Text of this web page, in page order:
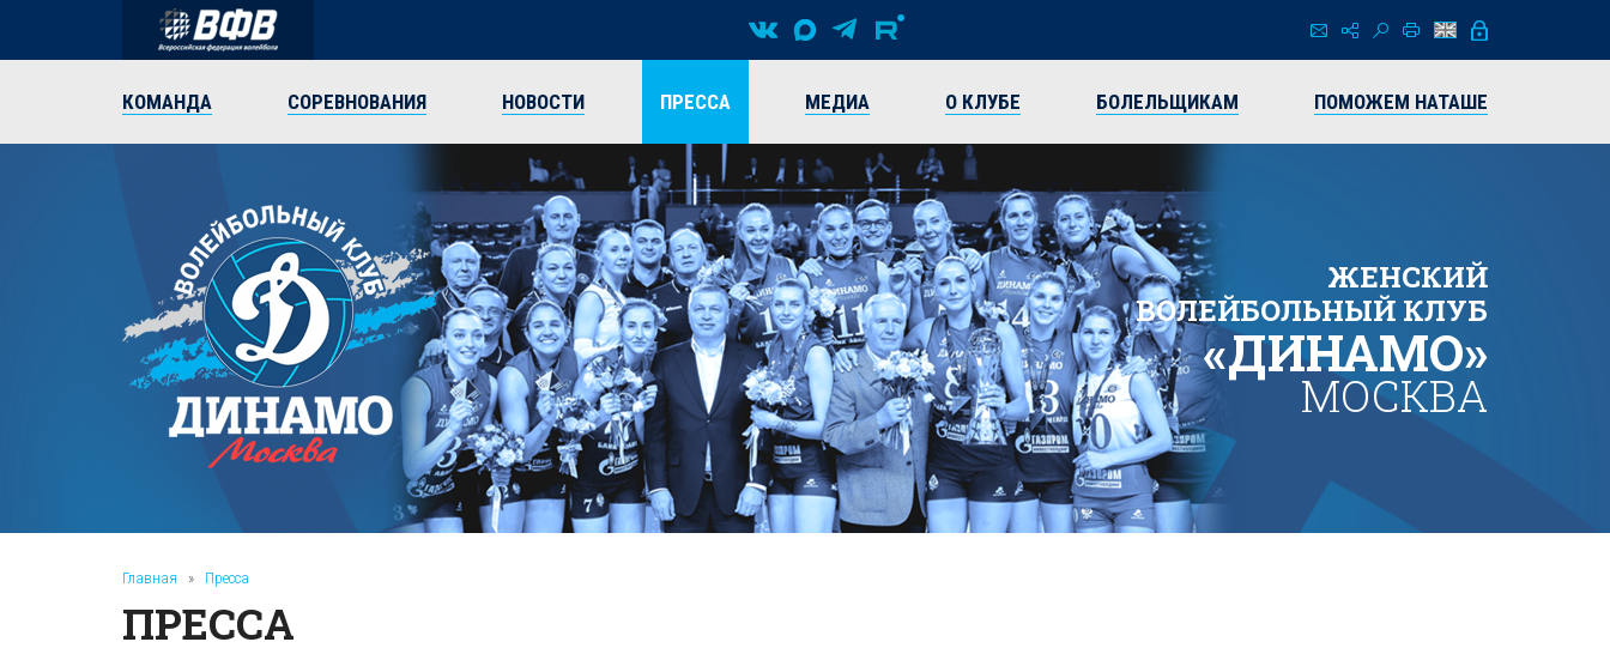
КОМАНДА СОРЕВНОВАНИЯ НОВОСТИ ПРЕССА МЕДИА О КЛУБЕ БОЛЕЛЬЩИКАМ ПОМОЖЕМ НАТАШЕ
ЖЕНСКИЙ
ВОЛЕЙБОЛЬНЫЙ КЛУБ
«ДИНАМО»
МОСКВА
Главная » Пресса
ПРЕССА